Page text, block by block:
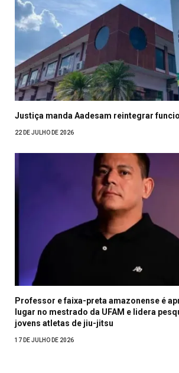
Justiça manda Aadesam reintegrar
22 DE JULHO DE 2026
Professor e faixa-preta amazonense é
lugar no mestrado da UFAM e lidera
jovens atletas de jiu-jitsu
17 DE JULHO DE 2026